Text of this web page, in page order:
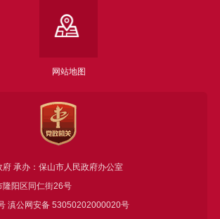
网站地图
承办：保山市人民政府办公室
阳区同仁街26号
滇公网安备 53050202000020号